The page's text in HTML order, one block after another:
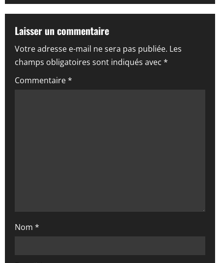
a
t
i
o
i
Laisser un commentaire
Votre adresse e-mail ne sera pas publiée. Les
champs obligatoires sont indiqués avec *
Commentaire*
Nom *